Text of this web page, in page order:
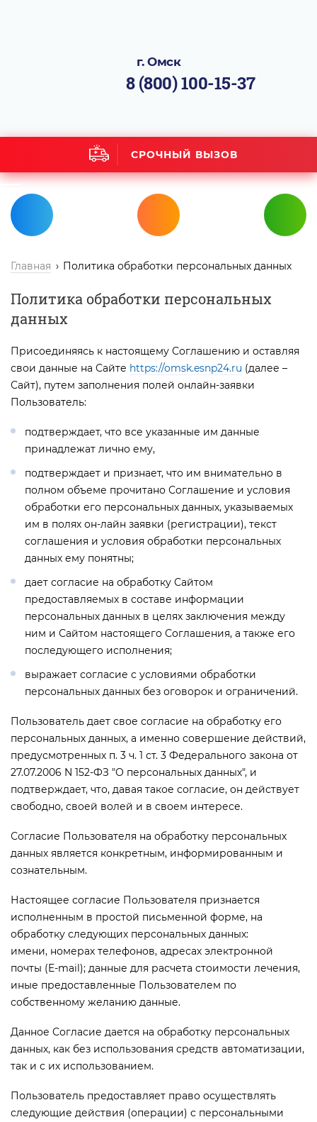
г. Омск
8 (800) 100-15-37
СРОЧНЫЙ ВЫЗОВ
Главная Политика обработки персональных данных
Политика обработки персональных
данных
Присоединяясь к настоящему Соглашению и оставляя
свои данные на Сайте https://omsk.esnp24.ru (далее –
Сайт), путем заполнения полей онлайн-заявки
Пользователь:
подтверждает, что все указанные им данные
принадлежат лично ему,
подтверждает и признает, что им внимательно в
полном объеме прочитано Соглашение и условия
обработки его персональных данных, указываемых
им в полях он-лайн заявки (регистрации), текст
соглашения и условия обработки персональных
данных ему понятны;
дает согласие на обработку Сайтом
предоставляемых в составе информации
персональных данных в целях заключения между
ним и Сайтом настоящего Соглашения, а также его
последующего исполнения;
выражает согласие с условиями обработки
персональных данных без оговорок и ограничений.
Пользователь дает свое согласие на обработку его
персональных данных, а именно совершение действий,
предусмотренных п. 3 ч. 1 ст. 3 Федерального закона от
27.07.2006 N 152-ФЗ "О персональных данных", и
подтверждает, что, давая такое согласие, он действует
свободно, своей волей и в своем интересе.
Согласие Пользователя на обработку персональных
данных является конкретным, информированным и
сознательным.
Настоящее согласие Пользователя признается
исполненным в простой письменной форме, на
обработку следующих персональных данных:
имени, номерах телефонов, адресах электронной
почты (E-mail); данные для расчета стоимости лечения,
иные предоставленные Пользователем по
собственному желанию данные.
Данное Согласие дается на обработку персональных
данных, как без использования средств автоматизации,
так и с их использованием.
Пользователь предоставляет право осуществлять
следующие действия (операции) с персональными